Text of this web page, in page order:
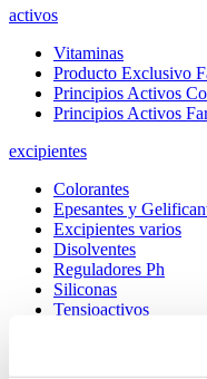
activos
Vitaminas
Producto Exclusivo
Principios Activos
Principios Activos
excipientes
Colorantes
Epesantes y
Excipientes varios
Disolventes
Reguladores Ph
Siliconas
Tensioactivos